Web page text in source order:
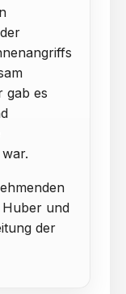
gab es
Huber und
der